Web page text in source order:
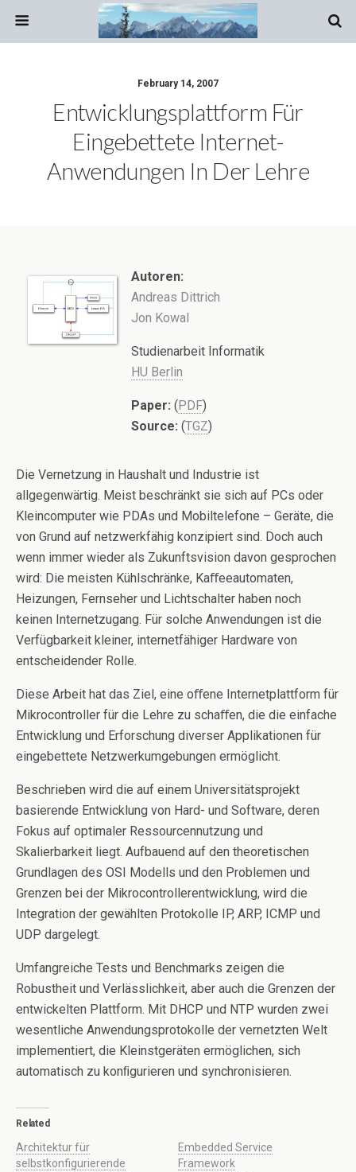
February 14, 2007
Entwicklungsplattform Für
Eingebettete Internet-
Anwendungen In Der Lehre
Autoren:
Andreas Dittrich
Jon Kowal
Studienarbeit Informatik
HU Berlin
Paper: (PDF)
Source: (TGZ)
Die Vernetzung in Haushalt und Industrie ist
allgegenwärtig. Meist beschränkt sie sich auf PCs oder
Kleincomputer wie PDAs und Mobiltelefone – Geräte, die
von Grund auf netzwerkfähig konzipiert sind. Doch auch
wenn immer wieder als Zukunftsvision davon gesprochen
wird: Die meisten Kühlschränke, Kaﬀeeautomaten,
Heizungen, Fernseher und Lichtschalter haben noch
keinen Internetzugang. Für solche Anwendungen ist die
Verfügbarkeit kleiner, internetfähiger Hardware von
entscheidender Rolle.
Diese Arbeit hat das Ziel, eine oﬀene Internetplattform für
Mikrocontroller für die Lehre zu schaﬀen, die die einfache
Entwicklung und Erforschung diverser Applikationen für
eingebettete Netzwerkumgebungen ermöglicht.
Beschrieben wird die auf einem Universitätsprojekt
basierende Entwicklung von Hard- und Software, deren
Fokus auf optimaler Ressourcennutzung und
Skalierbarkeit liegt. Aufbauend auf den theoretischen
Grundlagen des OSI Modells und den Problemen und
Grenzen bei der Mikrocontrollerentwicklung, wird die
Integration der gewählten Protokolle IP, ARP, ICMP und
UDP dargelegt.
Umfangreiche Tests und Benchmarks zeigen die
Robustheit und Verlässlichkeit, aber auch die Grenzen der
entwickelten Plattform. Mit DHCP und NTP wurden zwei
wesentliche Anwendungsprotokolle der vernetzten Welt
implementiert, die Kleinstgeräten ermöglichen, sich
automatisch zu konﬁgurieren und synchronisieren.
Related
Architektur für
selbstkonfigurierende
Embedded Service
Framework